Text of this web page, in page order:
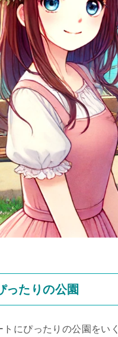
ったりの公園
トにぴったりの公園をい